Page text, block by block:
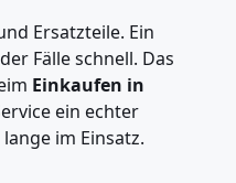
Ersatzteile. Ein
Fälle schnell. Das
Einkaufen in
ein echter
im Einsatz.